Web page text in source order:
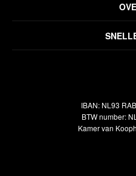
Inspiratie
Veelgestelde vragen
Disclaimer
Verzendbeleid
IBAN: NL93
BTW number:
Kamer van